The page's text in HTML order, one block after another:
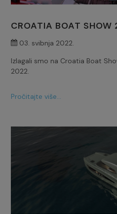
CROATIA BOAT SHOW
03. svibnja 2022.
Izlagali smo na Croatia Boat
2022.
Pročitajte više...